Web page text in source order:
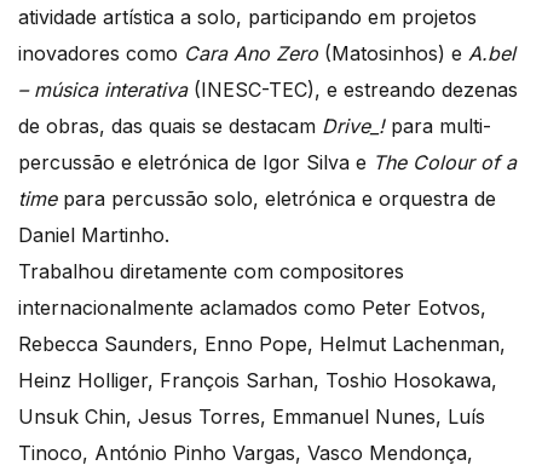
atividade artística a solo, participando em projetos
inovadores como Cara Ano Zero (Matosinhos) e A.bel
– música interativa (INESC-TEC), e estreando dezenas
de obras, das quais se destacam Drive_!para multi-
percussão e eletrónica de Igor Silva e The Colour of a
timepara percussão solo, eletrónica e orquestra de
Daniel Martinho.
Trabalhou diretamente com compositores
internacionalmente aclamados como Peter Eotvos,
Rebecca Saunders, Enno Pope, Helmut Lachenman,
Heinz Holliger, François Sarhan, Toshio Hosokawa,
Unsuk Chin, Jesus Torres, Emmanuel Nunes, Luís
Tinoco, António Pinho Vargas, Vasco Mendonça,